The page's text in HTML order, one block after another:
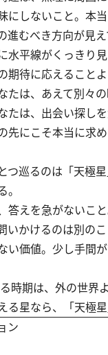
にしないこと。本
進むべき方向が見え
水平線がくっきり
期待に応えること
は、あえて別々
たは、出会い探し
先にこそ本当に求
つ巡るのは「天極
答えを急がないこ
いかけるのは別の
い価値。少し手間
時期は、外の世
る星なら、「天極
ン